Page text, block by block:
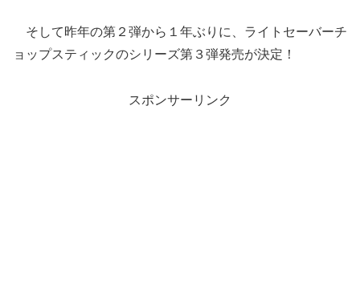
そして昨年の第２弾から１年ぶりに、ライトセーバーチ
ョップスティックのシリーズ第３弾発売が決定！
スポンサーリンク